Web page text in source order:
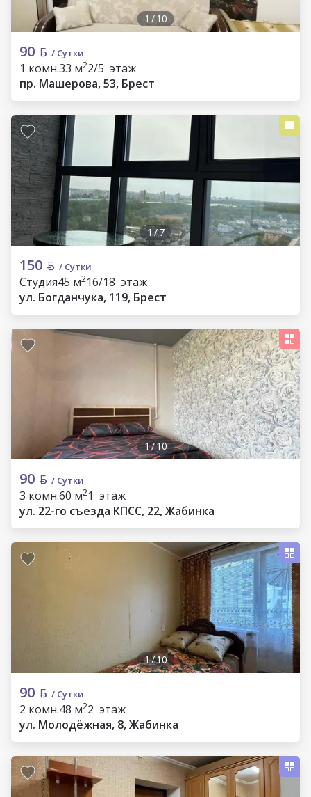
1 /10
90 / Сутки
1 комн.33 м22/5 этаж
пр. Машерова, 53, Брест
1/7
150 / Сутки
Студия45 м216/18 этаж
ул. Богданчука, 119, Брест
1/10
90 / Сутки
3 комн.60 м21 этаж
ул. 22-го съезда КПСС, 22, Жабинка
1/10
90 / Сутки
2 комн.48 м22 этаж
ул. Молодёжная, 8, Жабинка